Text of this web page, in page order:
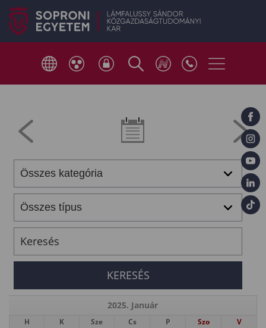
2025. Január
H K Sze Cs P Szo V